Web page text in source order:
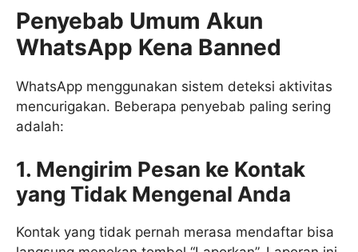
Penyebab Umum Akun
WhatsApp Kena Banned
WhatsApp menggunakan sistem deteksi aktivitas
mencurigakan. Beberapa penyebab paling sering
adalah:
1. Mengirim Pesan ke Kontak
yang Tidak Mengenal Anda
Kontak yang tidak pernah merasa mendaftar bisa